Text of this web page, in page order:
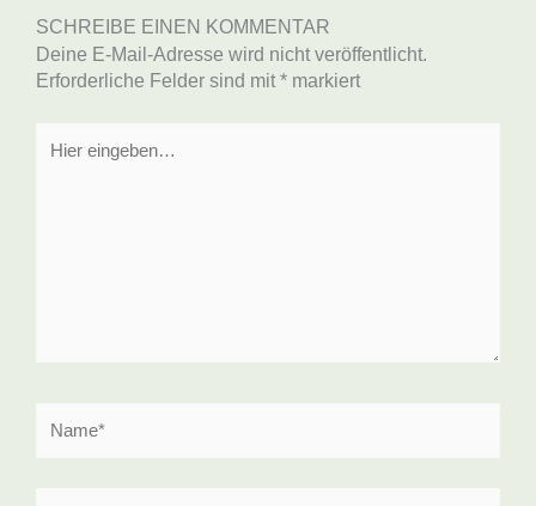
SCHREIBE EINEN KOMMENTAR
Deine E-Mail-Adresse wird nicht veröffentlicht.
Erforderliche Felder sind mit * markiert
eingeben…